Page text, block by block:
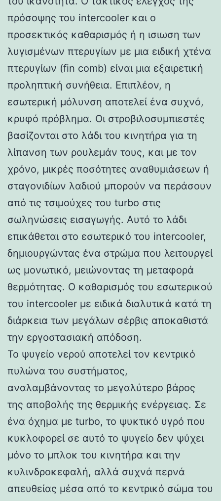
πρόσοψης του intercooler και ο
προσεκτικός καθαρισμός ή η ισιωση των
λυγισμένων πτερυγίων με μια ειδική χτένα
πτερυγίων (fin comb) είναι μια εξαιρετική
προληπτική συνήθεια. Επιπλέον, η
εσωτερική μόλυνση αποτελεί ένα συχνό,
κρυφό πρόβλημα. Οι στροβιλοσυμπιεστές
βασίζονται στο λάδι του κινητήρα για τη
λίπανση των ρουλεμάν τους, και με τον
χρόνο, μικρές ποσότητες αναθυμιάσεων ή
σταγονιδίων λαδιού μπορούν να περάσουν
από τις τσιμούχες του turbo στις
σωληνώσεις εισαγωγής. Αυτό το λάδι
επικάθεται στο εσωτερικό του intercooler,
δημιουργώντας ένα στρώμα που λειτουργεί
ως μονωτικό, μειώνοντας τη μεταφορά
θερμότητας. Ο καθαρισμός του εσωτερικού
του intercooler με ειδικά διαλυτικά κατά τη
διάρκεια των μεγάλων σέρβις αποκαθιστά
την εργοστασιακή απόδοση.
Το ψυγείο νερού αποτελεί τον κεντρικό
πυλώνα του συστήματος,
αναλαμβάνοντας το μεγαλύτερο βάρος
της αποβολής της θερμικής ενέργειας. Σε
ένα όχημα με turbo, το ψυκτικό υγρό που
κυκλοφορεί σε αυτό το ψυγείο δεν ψύχει
μόνο το μπλοκ του κινητήρα και την
κυλινδροκεφαλή, αλλά συχνά περνά
απευθείας μέσα από το κεντρικό σώμα του